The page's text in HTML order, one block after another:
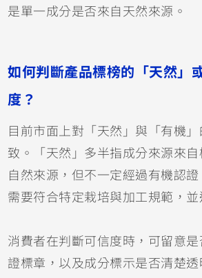
是單一成分是否來自天然來源。
如何判斷產品標榜的「天然」
度？
目前市面上對「天然」與「有機
致。「天然」多半指成分來源來
自然來源，但不一定經過有機認
需要符合特定栽培與加工規範，並
消費者在判斷可信度時，可留意
證標章，以及成分標示是否清楚